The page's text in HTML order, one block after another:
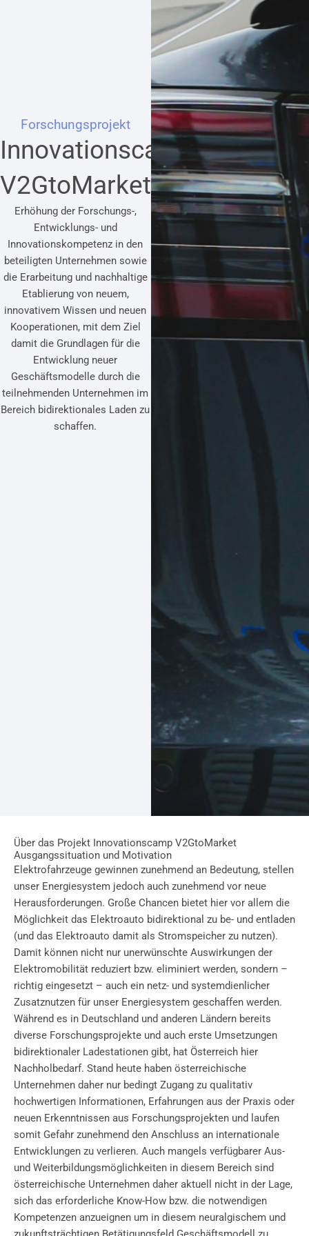
Forschungsprojekt
Innovationscamp
V2GtoMarket
Erhöhung der Forschungs-,
Entwicklungs- und
Innovationskompetenz in den
beteiligten Unternehmen sowie
die Erarbeitung und nachhaltige
Etablierung von neuem,
innovativem Wissen und neuen
Kooperationen, mit dem Ziel
damit die Grundlagen für die
Entwicklung neuer
Geschäftsmodelle durch die
teilnehmenden Unternehmen im
Bereich bidirektionales Laden zu
schaffen.
Über das Projekt Innovationscamp V2GtoMarket​
Ausgangssituation und Motivation
Elektrofahrzeuge gewinnen zunehmend an Bedeutung, stellen
unser Energiesystem jedoch auch zunehmend vor neue
Herausforderungen. Große Chancen bietet hier vor allem die
Möglichkeit das Elektroauto bidirektional zu be- und entladen
(und das Elektroauto damit als Stromspeicher zu nutzen).
Damit können nicht nur unerwünschte Auswirkungen der
Elektromobilität reduziert bzw. eliminiert werden, sondern –
richtig eingesetzt – auch ein netz- und systemdienlicher
Zusatznutzen für unser Energiesystem geschaffen werden.
Während es in Deutschland und anderen Ländern bereits
diverse Forschungsprojekte und auch erste Umsetzungen
bidirektionaler Ladestationen gibt, hat Österreich hier
Nachholbedarf. Stand heute haben österreichische
Unternehmen daher nur bedingt Zugang zu qualitativ
hochwertigen Informationen, Erfahrungen aus der Praxis oder
neuen Erkenntnissen aus Forschungsprojekten und laufen
somit Gefahr zunehmend den Anschluss an internationale
Entwicklungen zu verlieren. Auch mangels verfügbarer Aus-
und Weiterbildungsmöglichkeiten in diesem Bereich sind
österreichische Unternehmen daher aktuell nicht in der Lage,
sich das erforderliche Know-How bzw. die notwendigen
Kompetenzen anzueignen um in diesem neuralgischem und